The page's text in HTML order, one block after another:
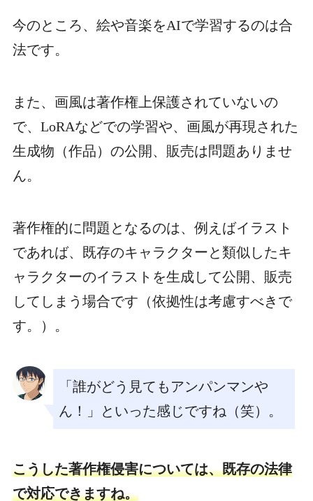
今のところ、絵や音楽をAIで学習するのは合
法です。
また、画風は著作権上保護されていないの
で、LoRAなどでの学習や、画風が再現された
生成物（作品）の公開、販売は問題ありませ
ん。
著作権的に問題となるのは、例えばイラスト
であれば、既存のキャラクターと類似したキ
ャラクターのイラストを生成して公開、販売
してしまう場合です（依拠性は考慮すべきで
す。）。
「誰がどう見てもアンパンマンや
ん！」といった感じですね（笑）。
こうした著作権侵害については、既存の法律
で対応できますね。